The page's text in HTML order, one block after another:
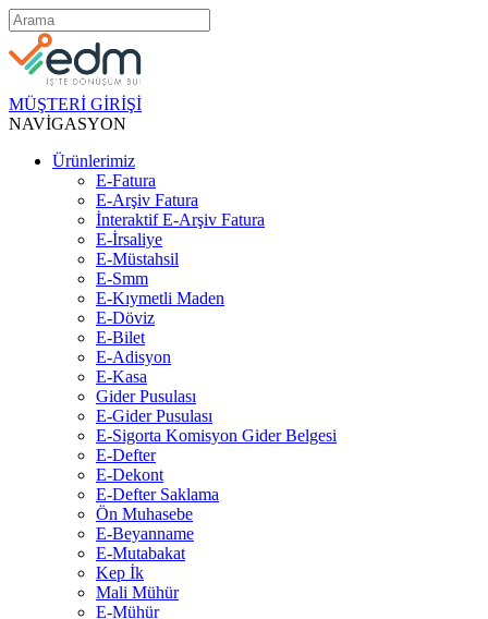
MÜŞTERİ GİRİŞİ
NAVİGASYON
Ürünlerimiz
E-Fatura
E-Arşiv Fatura
İnteraktif E-Arşiv Fatura
E-İrsaliye
E-Müstahsil
E-Smm
E-Kıymetli Maden
E-Döviz
E-Bilet
E-Adisyon
E-Kasa
Gider Pusulası
E-Gider Pusulası
E-Sigorta Komisyon Gider Belgesi
E-Defter
E-Dekont
E-Defter Saklama
Ön Muhasebe
E-Beyanname
E-Mutabakat
Kep İk
Mali Mühür
E-Mühür